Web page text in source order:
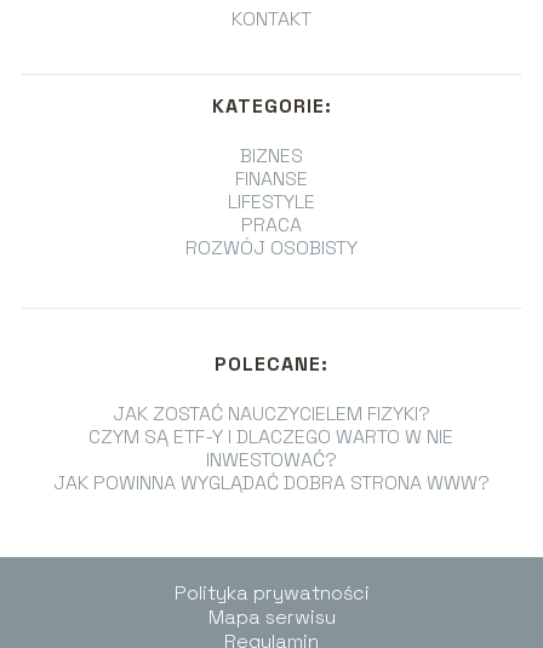
KONTAKT
KATEGORIE:
BIZNES
FINANSE
LIFESTYLE
PRACA
ROZWÓJ OSOBISTY
POLECANE:
JAK ZOSTAĆ NAUCZYCIELEM FIZYKI?
CZYM SĄ ETF-Y I DLACZEGO WARTO W NIE
INWESTOWAĆ?
JAK POWINNA WYGLĄDAĆ DOBRA STRONA WWW?
Polityka prywatności
Mapa serwisu
Regulamin